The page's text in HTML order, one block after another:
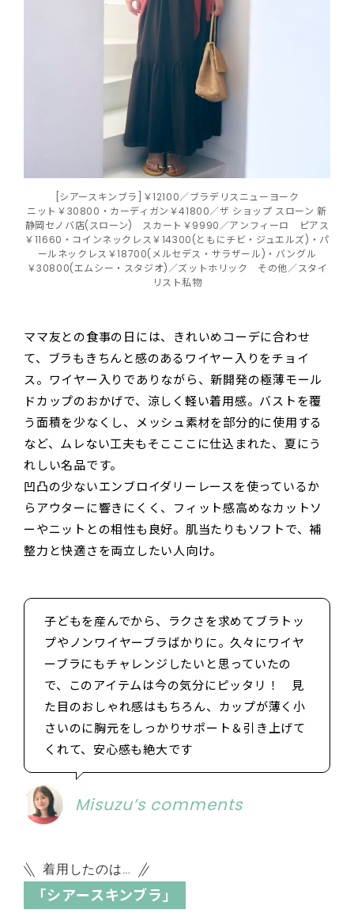
[シアースキンブラ]￥12100／ブラデリスニューヨーク
ニット￥30800・カーディガン￥41800／ザ ショップ スローン 新
静岡セノバ店(スローン) スカート￥9990／アンフィーロ ピアス
￥11660・コインネックレス￥14300(ともにチビ・ジュエルズ)・パ
ールネックレス￥18700(メルセデス・サラザール)・バングル
￥30800(エムシー・スタジオ)／ズットホリック その他／スタイ
リスト私物
ママ友との食事の日には、きれいめコーデに合わせ
て、ブラもきちんと感のあるワイヤー入りをチョイ
ス。ワイヤー入りでありながら、新開発の極薄モール
ドカップのおかげで、涼しく軽い着用感。バストを覆
う面積を少なくし、メッシュ素材を部分的に使用する
など、ムレない工夫もそこここに仕込まれた、夏にう
れしい名品です。
凹凸の少ないエンブロイダリーレースを使っているか
らアウターに響きにくく、フィット感高めなカットソ
ーやニットとの相性も良好。肌当たりもソフトで、補
整力と快適さを両立したい人向け。
子どもを産んでから、ラクさを求めてブラトッ
プやノンワイヤーブラばかりに。久々にワイヤ
ーブラにもチャレンジしたいと思っていたの
で、このアイテムは今の気分にピッタリ！ 見
た目のおしゃれ感はもちろん、カップが薄く小
さいのに胸元をしっかりサポート＆引き上げて
くれて、安心感も絶大です
Misuzu’s comments
着用したのは…
「シアースキンブラ」